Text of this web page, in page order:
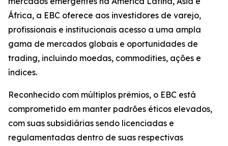
África, a EBC oferece aos investidores de varejo,
profissionais e institucionais acesso a uma ampla
gama de mercados globais e oportunidades de
trading, incluindo moedas, commodities, ações e
índices.
Reconhecido com múltiplos prêmios, o EBC está
comprometido em manter padrões éticos elevados,
com suas subsidiárias sendo licenciadas e
regulamentadas dentro de suas respectivas